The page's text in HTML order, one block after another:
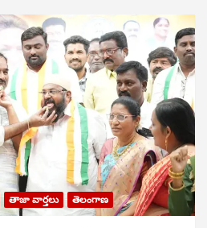
తాజా వార్తలు తెలంగాణ